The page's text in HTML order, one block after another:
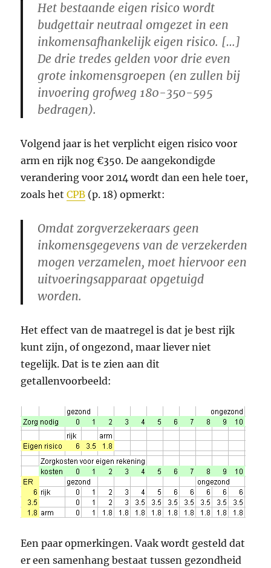
Het bestaande eigen risico wordt
budgettair neutraal omgezet in een
inkomensafhankelijk eigen risico. […]
De drie tredes gelden voor drie even
grote inkomensgroepen (en zullen bij
invoering grofweg 180-350-595
bedragen).
Volgend jaar is het verplicht eigen risico voor
arm en rijk nog €350. De aangekondigde
verandering voor 2014 wordt dan een hele toer,
zoals hetCPB (p. 18) opmerkt:
Omdat zorgverzekeraars geen
inkomensgegevens van de verzekerden
mogen verzamelen, moet hiervoor een
uitvoeringsapparaat opgetuigd
worden.
Het effect van de maatregel is dat je best rijk
kunt zijn, of ongezond, maar liever niet
tegelijk. Dat is te zien aan dit
getallenvoorbeeld:
Een paar opmerkingen. Vaak wordt gesteld dat
er een samenhang bestaat tussen gezondheid